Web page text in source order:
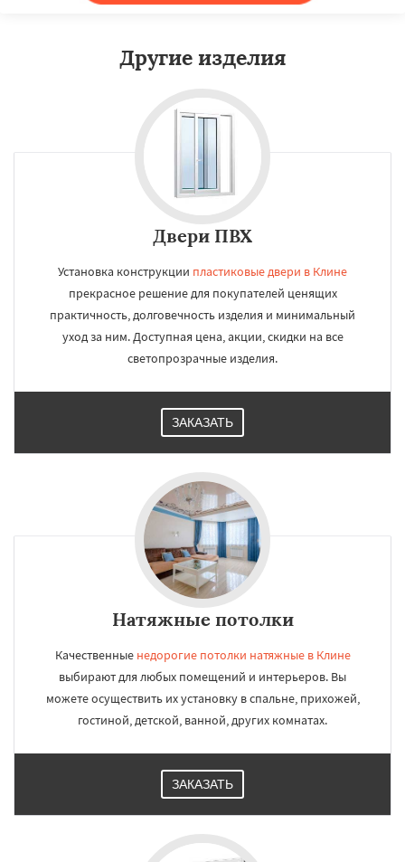
Другие изделия
Двери ПВХ
Установка конструкции пластиковые двери в Клине
прекрасное решение для покупателей ценящих
практичность, долговечность изделия и минимальный
уход за ним. Доступная цена, акции, скидки на все
светопрозрачные изделия.
ЗАКАЗАТЬ
Натяжные потолки
Качественные недорогие потолки натяжные в Клине
выбирают для любых помещений и интерьеров. Вы
можете осуществить их установку в спальне, прихожей,
гостиной, детской, ванной, других комнатах.
ЗАКАЗАТЬ